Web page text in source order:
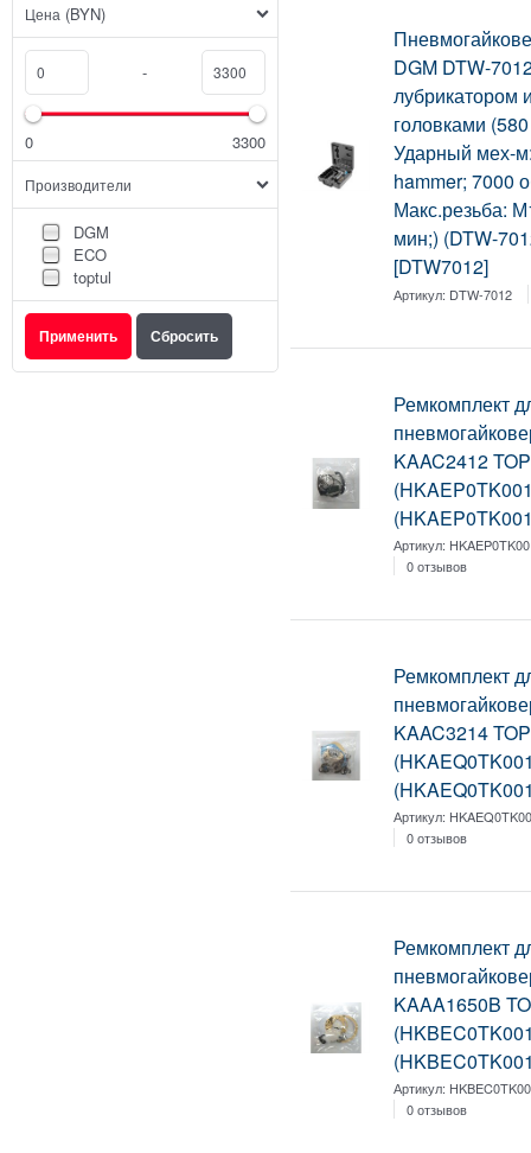
Цена (BYN)
-
0 3300
Производители
DGM
ECO
toptul
DGM DTW-
лубрикатором
головками
Ударный мех-
hammer; 7000
Макс.резьба:
мин;) (DTW-
[DTW7012]
Артикул: DTW-7012
Ремкомплект
KAAC2412
Артикул:
0 отзывов
Ремкомплект
KAAC3214
Артикул:
0 отзывов
Ремкомплект
KAAA1650B
Артикул:
0 отзывов